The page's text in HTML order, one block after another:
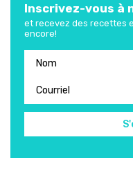
Inscrivez-vous
et recevez des recettes
encore!